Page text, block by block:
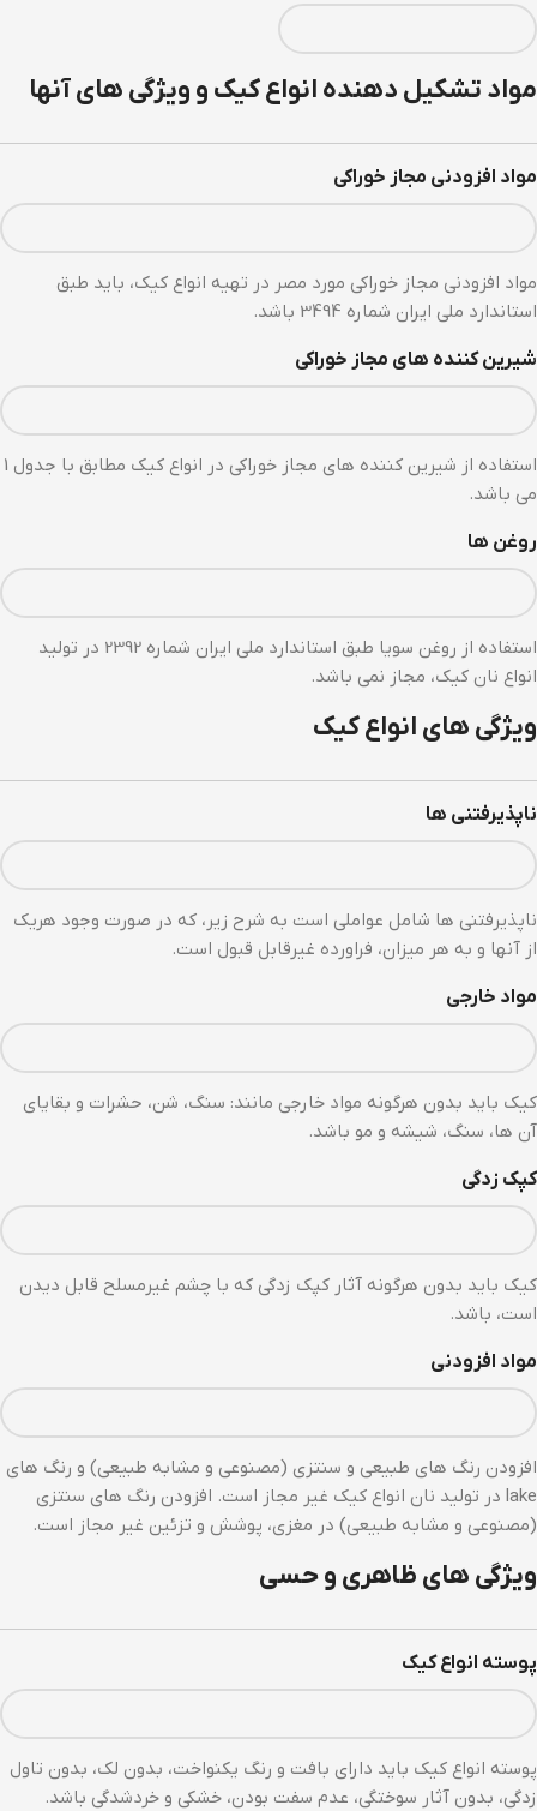
مواد تشکیل دهنده انواع کیک و ویژگی های آنها
مواد افزودنی مجاز خوراکی
مواد افزودنی مجاز خوراکی مورد مصر در تهیه انواع کیک، باید طبق
استاندارد ملی ایران شماره 3494 باشد.
شیرین کننده های مجاز خوراکی
استفاده از شیرین کننده های مجاز خوراکی در انواع کیک مطابق با جدول 1
می باشد.
روغن ها
استفاده از روغن سویا طبق استاندارد ملی ایران شماره 2392 در تولید
انواع نان کیک، مجاز نمی باشد.
ویژگی های انواع کیک
ناپذیرفتنی ها
ناپذیرفتنی ها شامل عواملی است به شرح زیر، که در صورت وجود هریک
از آنها و به هر میزان، فراورده غیرقابل قبول است.
مواد خارجی
کیک باید بدون هرگونه مواد خارجی مانند: سنگ، شن، حشرات و بقایای
آن ها، سنگ، شیشه و مو باشد.
کپک زدگی
کیک باید بدون هرگونه آثار کپک زدگی که با چشم غیرمسلح قابل دیدن
است، باشد.
مواد افزودنی
افزودن رنگ های طبیعی و سنتزی (مصنوعی و مشابه طبیعی) و رنگ های
lake در تولید نان انواع کیک غیر مجاز است. افزودن رنگ های سنتزی
(مصنوعی و مشابه طبیعی) در مغزی، پوشش و تزئین غیر مجاز است.
ویژگی های ظاهری و حسی
پوسته انواع کیک
پوسته انواع کیک باید دارای بافت و رنگ یکنواخت، بدون لک، بدون تاول
زدگی، بدون آثار سوختگی، عدم سفت بودن، خشکی و خردشدگی باشد.